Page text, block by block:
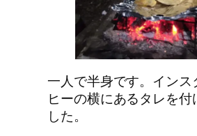
一人で半身です。インス
ヒーの横にあるタレを付
した。